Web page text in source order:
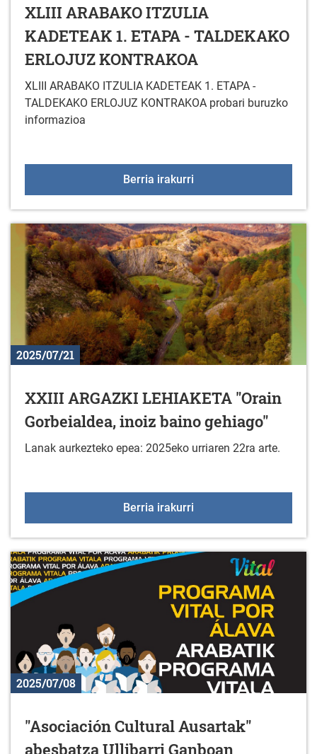
XLIII ARABAKO ITZULIA
KADETEAK 1. ETAPA - TALDEKAKO
ERLOJUZ KONTRAKOA
XLIII ARABAKO ITZULIA KADETEAK 1. ETAPA -
TALDEKAKO ERLOJUZ KONTRAKOA probari buruzko
informazioa
Berria irakurri
2025/07/21
XXIII ARGAZKI LEHIAKETA "Orain
Gorbeialdea, inoiz baino gehiago"
Lanak aurkezteko epea: 2025eko urriaren 22ra arte.
Berria irakurri
2025/07/08
"Asociación Cultural Ausartak"
abesbatza Ullibarri Ganboan